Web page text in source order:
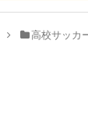
高校サッカ